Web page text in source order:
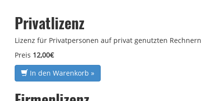
Privatlizenz
Lizenz für Privatpersonen auf privat genutzten Rechnern
Preis 12,00€
In den Warenkorb »